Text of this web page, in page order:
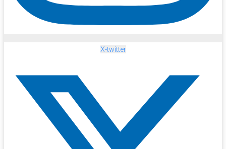
X-twitter